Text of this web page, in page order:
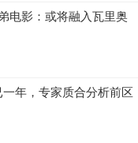
电影：或将融入瓦里奥
年，专家质合分析前区